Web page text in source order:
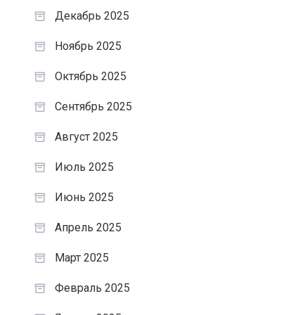
Декабрь 2025
Ноябрь 2025
Октябрь 2025
Сентябрь 2025
Август 2025
Июль 2025
Июнь 2025
Апрель 2025
Март 2025
Февраль 2025